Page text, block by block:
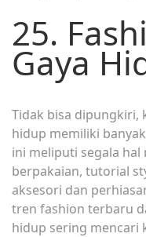
25.
Gaya
Tidak bisa dipungkiri,
hidup memiliki
ini meliputi segala
berpakaian, tutorial
aksesori dan
tren fashion terbaru
hidup sering mencari